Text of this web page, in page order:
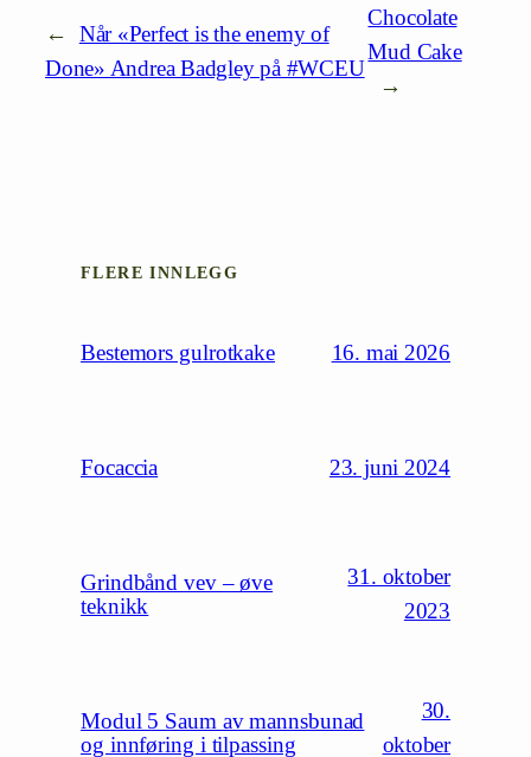
←
Når «Perfect is the enemy of
Done» Andrea Badgley på #WCEU
Chocolate
Mud Cake
→
FLERE INNLEGG
Bestemors gulrotkake 16. mai 2026
Focaccia 23. juni 2024
Grindbånd vev – øve
teknikk
31. oktober
2023
Modul 5 Saum av mannsbunad
og innføring i tilpassing
30.
oktober